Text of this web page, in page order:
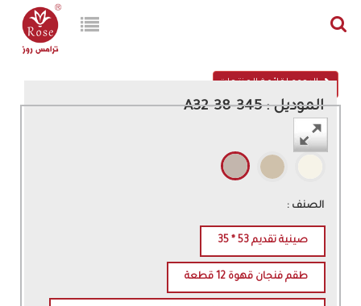
الرجوع لقائمة المنتجات
الموديل : 345-38-A32
اللون :
الصنف :
صينية تقديم 53 * 35
طقم فنجان قهوة 12 قطعة